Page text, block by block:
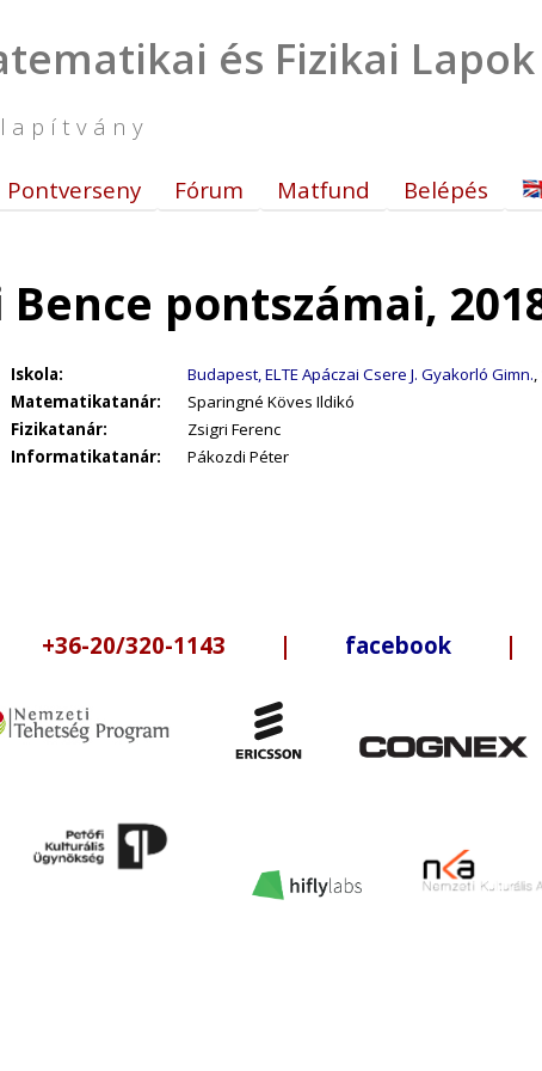
és Fizikai Lapok
Pontverseny Fórum Matfund Belépés
Bence pontszámai,
Iskola: Budapest, ELTE Apáczai Csere J. Gyakorló Gimn.,
Matematikatanár:
Sparingné Köves Ildikó
Fizikatanár:
Zsigri Ferenc
Informatikatanár:
Pákozdi Péter
20/320-1143 | facebook